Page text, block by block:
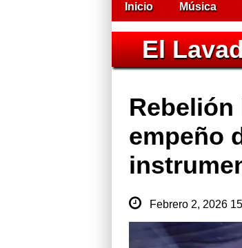
Inicio Música
El
Rebelión
empeño
Febrero 2, 2026